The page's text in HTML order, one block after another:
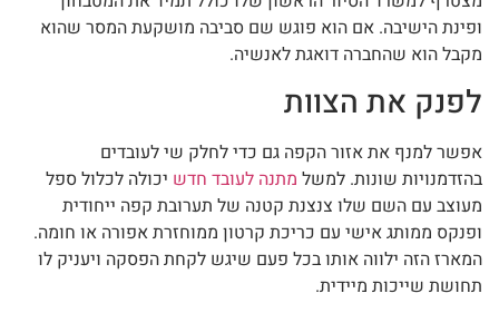
ופינת הישיבה. אם הוא פוגש שם סביבה מושקעת המסר שהוא
מקבל הוא שהחברה דואגת לאנשיה.
לפנק את הצוות
אפשר למנף את אזור הקפה גם כדי לחלק שי לעובדים
בהזדמנויות שונות. למשל מתנה לעובד חדש יכולה לכלול ספל
מעוצב עם השם שלו צנצנת קטנה של תערובת קפה ייחודית
ופנקס ממותג אישי עם כריכת קרטון ממוחזרת אפורה או חומה.
המארז הזה ילווה אותו בכל פעם שיגש לקחת הפסקה ויעניק לו
תחושת שייכות מיידית.